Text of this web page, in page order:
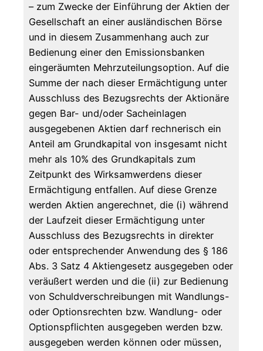
– zum Zwecke der Einführung der Aktien der
Gesellschaft an einer ausländischen Börse
und in diesem Zusammenhang auch zur
Bedienung einer den Emissionsbanken
eingeräumten Mehrzuteilungsoption. Auf die
Summe der nach dieser Ermächtigung unter
Ausschluss des Bezugsrechts der Aktionäre
gegen Bar- und/oder Sacheinlagen
ausgegebenen Aktien darf rechnerisch ein
Anteil am Grundkapital von insgesamt nicht
mehr als 10% des Grundkapitals zum
Zeitpunkt des Wirksamwerdens dieser
Ermächtigung entfallen. Auf diese Grenze
werden Aktien angerechnet, die (i) während
der Laufzeit dieser Ermächtigung unter
Ausschluss des Bezugsrechts in direkter
oder entsprechender Anwendung des § 186
Abs. 3 Satz 4 Aktiengesetz ausgegeben oder
veräußert werden und die (ii) zur Bedienung
von Schuldverschreibungen mit Wandlungs-
oder Optionsrechten bzw. Wandlung- oder
Optionspflichten ausgegeben werden bzw.
ausgegeben werden können oder müssen,